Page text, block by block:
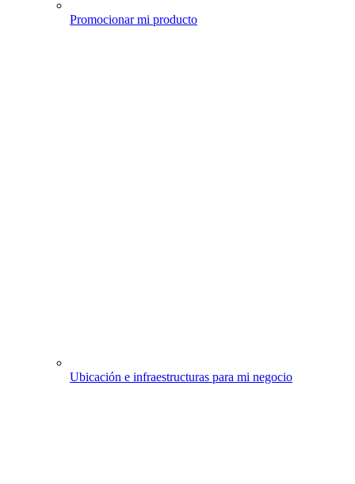
Promocionar mi producto
Ubicación e infraestructuras para mi negocio